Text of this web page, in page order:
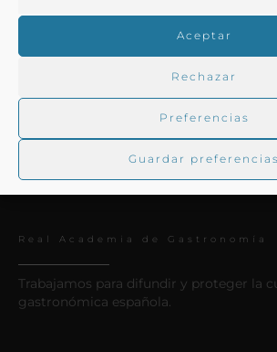
Aceptar
Rechazar
Preferencias
Guardar preferencias
Urreta Etxebeste, Miguel, fotogr.
Real Academia de Gastronomía
Trabajamos para difundir y proteger la
gastronómica española.